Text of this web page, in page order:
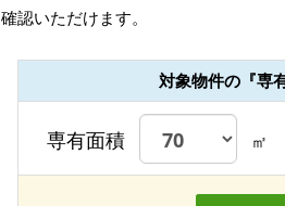
確認いただけます。
対象物件の『専
専有面積 ㎡